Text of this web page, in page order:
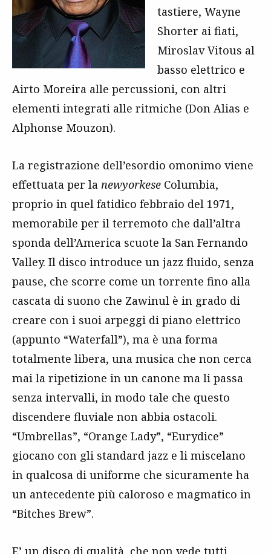
tastiere, Wayne
Shorter ai fiati,
Miroslav Vitous al
basso elettrico e
Airto Moreira alle percussioni, con altri
elementi integrati alle ritmiche (Don Alias e
Alphonse Mouzon).
La registrazione dell’esordio omonimo viene
effettuata per la newyorkese Columbia,
proprio in quel fatidico febbraio del 1971,
memorabile per il terremoto che dall’altra
sponda dell’America scuote la San Fernando
Valley. Il disco introduce un jazz fluido, senza
pause, che scorre come un torrente fino alla
cascata di suono che Zawinul è in grado di
creare con i suoi arpeggi di piano elettrico
(appunto “Waterfall”), ma è una forma
totalmente libera, una musica che non cerca
mai la ripetizione in un canone ma li passa
senza intervalli, in modo tale che questo
discendere fluviale non abbia ostacoli.
“Umbrellas”, “Orange Lady”, “Eurydice”
giocano con gli standard jazz e li miscelano
in qualcosa di uniforme che sicuramente ha
un antecedente più caloroso e magmatico in
“Bitches Brew”.
E’ un disco di qualità, che non vede tutti